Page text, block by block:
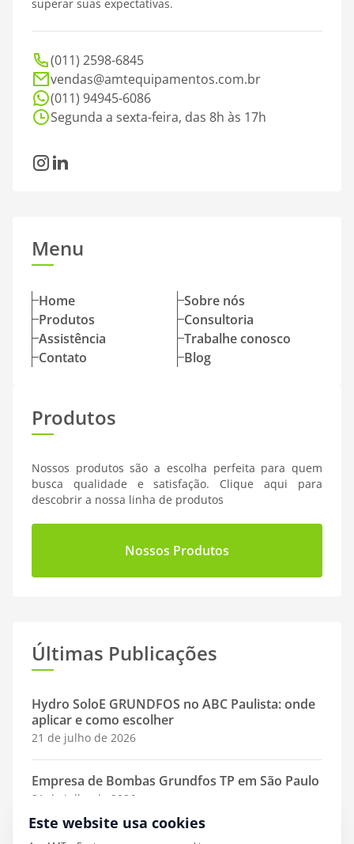
Este website usa cookies
superar suas expectativas.
(011) 2598-6845
vendas@amtequipamentos.com.br
(011) 94945-6086
Segunda a sexta-feira, das 8h às 17h
Instagram
Menu
Home
Sobre nós
Produtos
Consultoria
Assistência
Trabalhe conosco
Contato
Blog
Produtos
Nossos produtos são a escolha perfeita para quem
busca qualidade e satisfação. Clique aqui para
descobrir a nossa linha de produtos
Nossos Produtos
Últimas Publicações
Hydro SoloE GRUNDFOS no ABC Paulista: onde
aplicar e como escolher
21 de julho de 2026
Empresa de Bombas Grundfos TP em São Paulo
21 de julho de 2026